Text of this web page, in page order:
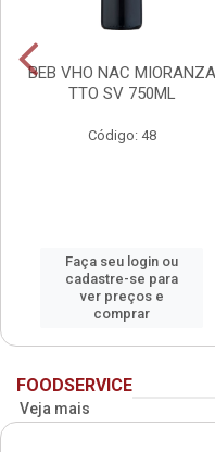
BEB VHO NAC MIORANZA
TTO SV 750ML
Código: 48
Faça seu login ou
cadastre-se para
ver preços e
comprar
FOODSERVICE
Veja mais